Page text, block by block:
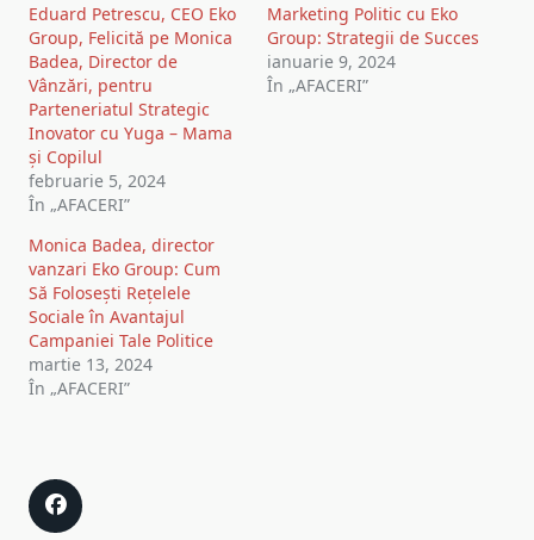
Eduard Petrescu, CEO Eko
Group, Felicită pe Monica
Badea, Director de
Vânzări, pentru
Parteneriatul Strategic
Inovator cu Yuga – Mama
și Copilul
februarie 5, 2024
În „AFACERI”
Marketing Politic cu Eko
Group: Strategii de Succes
ianuarie 9, 2024
În „AFACERI”
Monica Badea, director
vanzari Eko Group: Cum
Să Folosești Rețelele
Sociale în Avantajul
Campaniei Tale Politice
martie 13, 2024
În „AFACERI”